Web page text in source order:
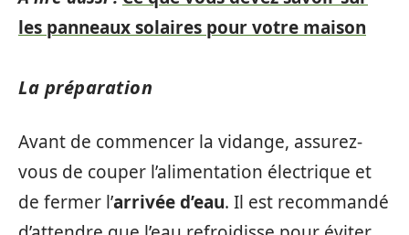
les panneaux solaires pour votre maison
La préparation
Avant de commencer la vidange, assurez-
vous de couper l’alimentation électrique et
de fermer l’arrivée d’eau. Il est recommandé